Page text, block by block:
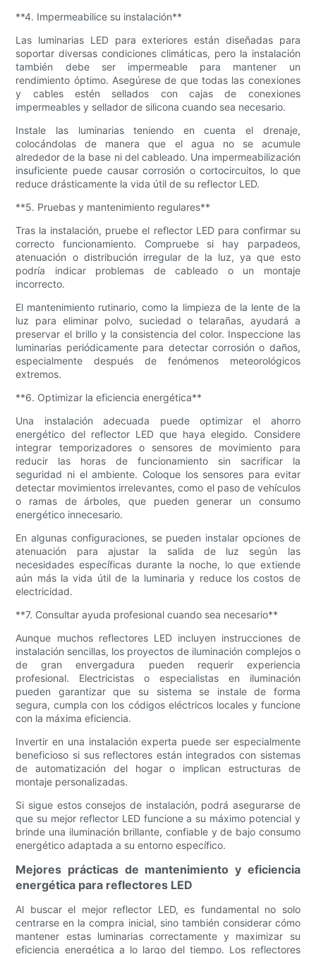
**4. Impermeabilice su instalación**
Las luminarias LED para exteriores están diseñadas para
soportar diversas condiciones climáticas, pero la instalación
también debe ser impermeable para mantener un
rendimiento óptimo. Asegúrese de que todas las conexiones
y cables estén sellados con cajas de conexiones
impermeables y sellador de silicona cuando sea necesario.
Instale las luminarias teniendo en cuenta el drenaje,
colocándolas de manera que el agua no se acumule
alrededor de la base ni del cableado. Una impermeabilización
insuficiente puede causar corrosión o cortocircuitos, lo que
reduce drásticamente la vida útil de su reflector LED.
**5. Pruebas y mantenimiento regulares**
Tras la instalación, pruebe el reflector LED para confirmar su
correcto funcionamiento. Compruebe si hay parpadeos,
atenuación o distribución irregular de la luz, ya que esto
podría indicar problemas de cableado o un montaje
incorrecto.
El mantenimiento rutinario, como la limpieza de la lente de la
luz para eliminar polvo, suciedad o telarañas, ayudará a
preservar el brillo y la consistencia del color. Inspeccione las
luminarias periódicamente para detectar corrosión o daños,
especialmente después de fenómenos meteorológicos
extremos.
**6. Optimizar la eficiencia energética**
Una instalación adecuada puede optimizar el ahorro
energético del reflector LED que haya elegido. Considere
integrar temporizadores o sensores de movimiento para
reducir las horas de funcionamiento sin sacrificar la
seguridad ni el ambiente. Coloque los sensores para evitar
detectar movimientos irrelevantes, como el paso de vehículos
o ramas de árboles, que pueden generar un consumo
energético innecesario.
En algunas configuraciones, se pueden instalar opciones de
atenuación para ajustar la salida de luz según las
necesidades específicas durante la noche, lo que extiende
aún más la vida útil de la luminaria y reduce los costos de
electricidad.
**7. Consultar ayuda profesional cuando sea necesario**
Aunque muchos reflectores LED incluyen instrucciones de
instalación sencillas, los proyectos de iluminación complejos o
de gran envergadura pueden requerir experiencia
profesional. Electricistas o especialistas en iluminación
pueden garantizar que su sistema se instale de forma
segura, cumpla con los códigos eléctricos locales y funcione
con la máxima eficiencia.
Invertir en una instalación experta puede ser especialmente
beneficioso si sus reflectores están integrados con sistemas
de automatización del hogar o implican estructuras de
montaje personalizadas.
Si sigue estos consejos de instalación, podrá asegurarse de
que su mejor reflector LED funcione a su máximo potencial y
brinde una iluminación brillante, confiable y de bajo consumo
energético adaptada a su entorno específico.
Mejores prácticas de mantenimiento y eficiencia
energética para reflectores LED
Al buscar el mejor reflector LED, es fundamental no solo
centrarse en la compra inicial, sino también considerar cómo
mantener estas luminarias correctamente y maximizar su
eficiencia energética a lo largo del tiempo. Los reflectores